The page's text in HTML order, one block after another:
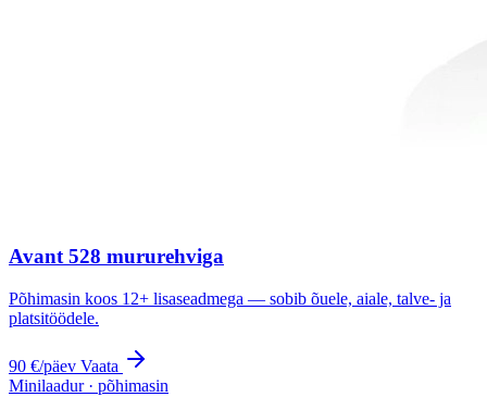
Avant 528 mururehviga
Põhimasin koos 12+ lisaseadmega — sobib õuele, aiale, talve- ja
platsitöödele.
90 €/päev Vaata
Minilaadur · põhimasin